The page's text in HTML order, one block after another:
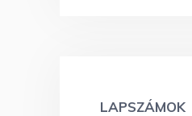
LAPSZÁMOK